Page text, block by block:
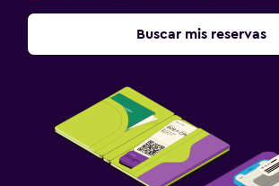
Buscar mis reservas